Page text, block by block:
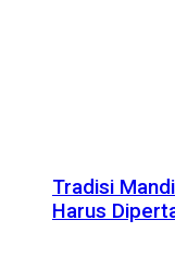
Tradisi
Harus